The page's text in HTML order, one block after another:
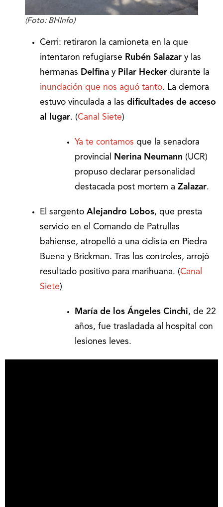
(Foto: BHInfo)
Cerri: retiraron la camioneta en la que
intentaron refugiarse Rubén Salazar y las
hermanas Delfina y Pilar Hecker durante la
inundación que nos aguó tanto. La demora
estuvo vinculada a las dificultades de acceso
al lugar. (Canal Siete)
Ya te contamos que la senadora
provincial
Nerina Neumann (UCR)
propuso declarar personalidad
destacada post mortem a Zalazar.
El sargento Alejandro Lobos, que presta
servicio en el Comando de Patrullas
bahiense, atropelló a una ciclista en Piedra
Buena y Brickman. Tras los controles, arrojó
resultado positivo para marihuana. (Canal
Siete)
María de los Ángeles Cinchi, de 22
años, fue trasladada al hospital con
lesiones leves.